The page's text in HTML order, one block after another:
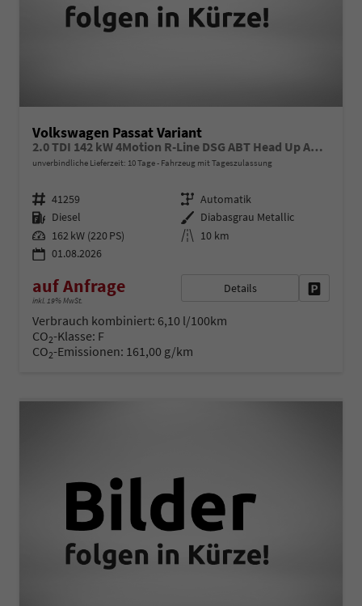
Volkswagen Passat Variant
2.0 TDI 142 kW 4Motion R-Line DSG ABT Head Up AHK Navi
unverbindliche Lieferzeit: 10 Tage Fahrzeug mit Tageszulassung
Fahrzeugnr. 41259 Getriebe Automatik
Kraftstoff Diesel Außenfarbe Diabasgrau Metallic
Leistung 162 kW (220 PS) Kilometerstand 10 km
01.08.2026
auf Anfrage
inkl. 19% MwSt.
Details
Verbrauch kombiniert: 6,10 l/100km
CO2-Klasse: F
CO2-Emissionen: 161,00 g/km